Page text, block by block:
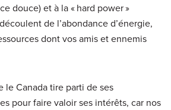
douce) et à la « hard power »
de l’abondance d’énergie,
dont vos amis et ennemis
le Canada tire parti de ses
pour faire valoir ses intérêts, car nos